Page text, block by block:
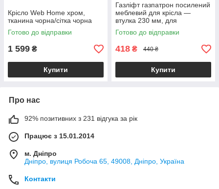
Крісло Web Home хром,
тканина чорна/сітка чорна
Готово до відправки
1 599 ₴
Купити
Газліфт газпатрон посилений
меблевий для крісла —
втулка 230 мм, для
комп'ютерного/ офісного/
ігрового крісла
Готово до відправки
418 ₴ 440 ₴
Купити
Про нас
92% позитивних з 231 відгука за рік
Працює з 15.01.2014
м. Дніпро
Дніпро, вулиця Робоча 65, 49008, Дніпро, Україна
Контакти